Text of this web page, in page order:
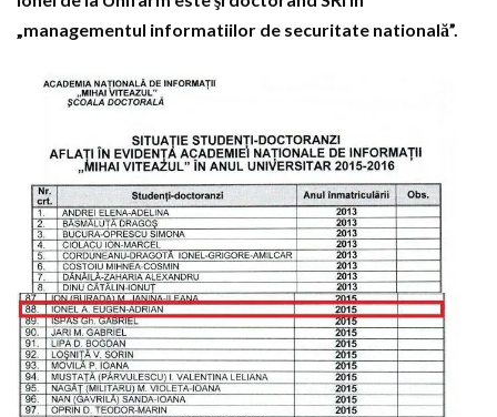
„managementul informatiilor de securitate natională”.